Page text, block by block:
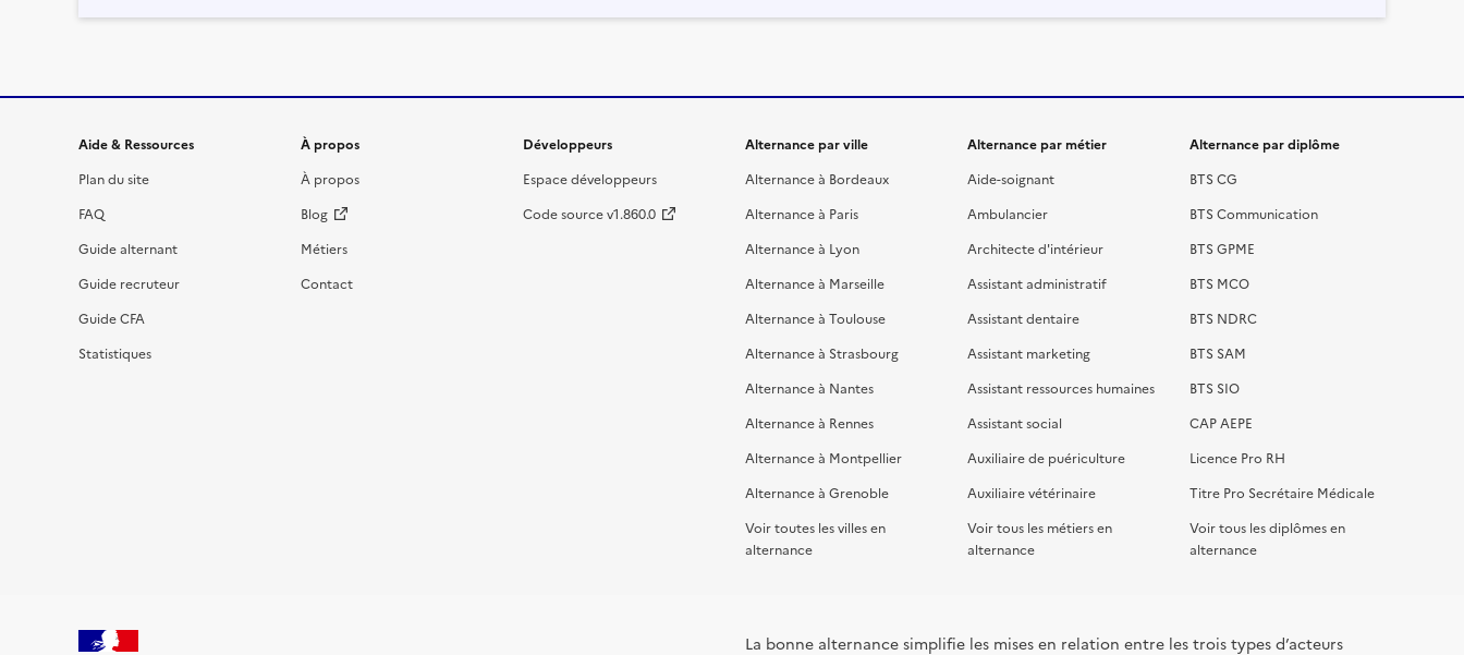
Informations et liens du site
Aide & Ressources
Plan du site
FAQ
Guide alternant
Guide recruteur
Guide CFA
Statistiques
À propos
À propos
Blog
Métiers
Contact
Développeurs
Espace développeurs
Code source v1.860.0
Alternance par ville
Alternance à Bordeaux
Alternance à Paris
Alternance à Lyon
Alternance à Marseille
Alternance à Toulouse
Alternance à Strasbourg
Alternance à Nantes
Alternance à Rennes
Alternance à Montpellier
Alternance à Grenoble
Voir toutes les villes en
alternance
Alternance par métier
Aide-soignant
Ambulancier
Architecte d'intérieur
Assistant administratif
Assistant dentaire
Assistant marketing
Assistant ressources humaines
Assistant social
Auxiliaire de puériculture
Auxiliaire vétérinaire
Voir tous les métiers en
alternance
Alternance par diplôme
BTS CG
BTS Communication
BTS GPME
BTS MCO
BTS NDRC
BTS SAM
BTS SIO
CAP AEPE
Licence Pro RH
Titre Pro Secrétaire Médicale
Voir tous les diplômes en
alternance
La bonne alternance simplifie les mises en relation entre les trois types d’acteurs